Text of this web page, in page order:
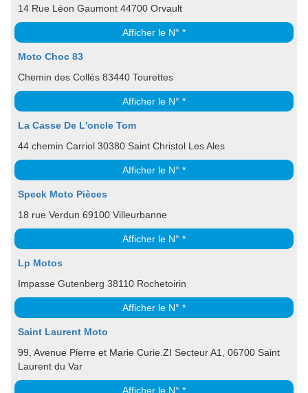
14 Rue Léon Gaumont 44700 Orvault
Afficher le N° *
Moto Choc 83
Chemin des Collés 83440 Tourettes
Afficher le N° *
La Casse De L'oncle Tom
44 chemin Carriol 30380 Saint Christol Les Ales
Afficher le N° *
Speck Moto Pièces
18 rue Verdun 69100 Villeurbanne
Afficher le N° *
Lp Motos
Impasse Gutenberg 38110 Rochetoirin
Afficher le N° *
Saint Laurent Moto
99, Avenue Pierre et Marie Curie.ZI Secteur A1, 06700 Saint
Laurent du Var
Afficher le N° *